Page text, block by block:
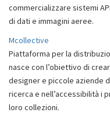
commercializzare sistemi
di dati e immagini aeree.
Mcollective
Piattaforma per la
nasce con l’obiettivo di
designer e piccole aziende
ricerca e nell’accessibilità i
loro collezioni.